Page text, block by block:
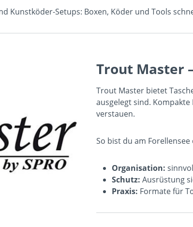
Kunstköder-Setups: Boxen, Köder und Tools
Trout Master
Trout Master bietet
ausgelegt sind.
verstauen.
So bist du am
Organisation:
Schutz: Ausrüstung
Praxis: Formate für